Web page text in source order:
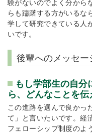
験がないのでよく分から
らも躊躇する方がいるな
学して研究できている人
いです。
後輩へのメッセー
もし学部生の自分
ら、どんなことを伝
この進路を選んで良かっ
て」と言いたいです。経
フェローシップ制度のよ